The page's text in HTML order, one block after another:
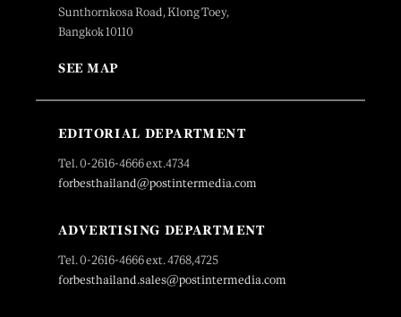
Sunthornkosa Road, Klong Toey,
Bangkok 10110
SEE MAP
EDITORIAL DEPARTMENT
Tel. 0-2616-4666 ext.4734
forbesthailand@postintermedia.com
ADVERTISING DEPARTMENT
Tel. 0-2616-4666 ext. 4768,4725
forbesthailand.sales@postintermedia.com